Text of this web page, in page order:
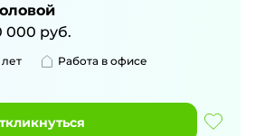
000 руб.
лет
Работа в офисе